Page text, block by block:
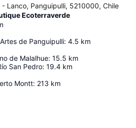
Lanco, Panguipulli, 5210000, Chile
Ecoterraverde
de Panguipulli: 4.5 km
de Malalhue: 15.5 km
San Pedro: 19.4 km
Montt: 213 km